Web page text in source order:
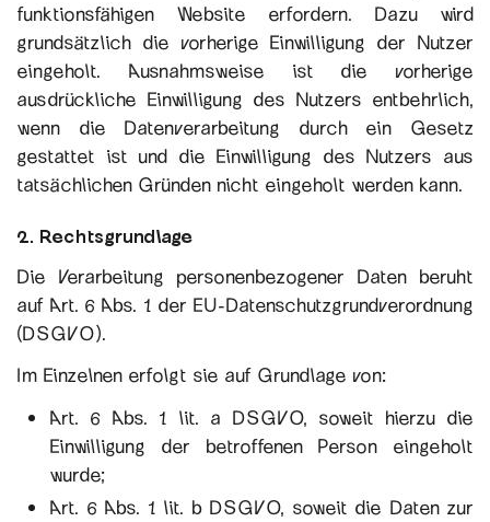
funktionsfähigen Website erfordern. Dazu wird
grundsätzlich die vorherige Einwilligung der Nutzer
eingeholt. Ausnahmsweise ist die vorherige
ausdrückliche Einwilligung des Nutzers entbehrlich,
wenn die Datenverarbeitung durch ein Gesetz
gestattet ist und die Einwilligung des Nutzers aus
tatsächlichen Gründen nicht eingeholt werden kann.
2. Rechtsgrundlage
Die Verarbeitung personenbezogener Daten beruht
auf Art. 6 Abs. 1 der EU-Datenschutzgrundverordnung
(DSGVO).
Im Einzelnen erfolgt sie auf Grundlage von:
Art. 6 Abs. 1 lit. a DSGVO, soweit hierzu die
Einwilligung der betroffenen Person eingeholt
wurde;
Art. 6 Abs. 1 lit. b DSGVO, soweit die Daten zur